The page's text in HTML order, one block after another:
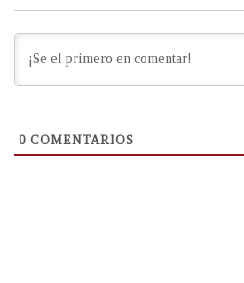
0 COMENTARIOS